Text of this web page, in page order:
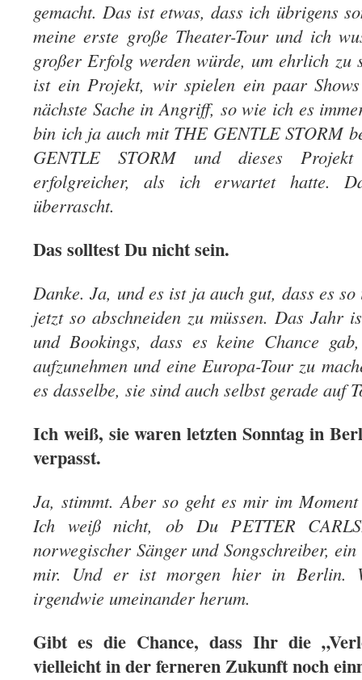
gemacht. Das ist etwas, dass ich übrigens
meine erste große Theater-Tour und ich
großer Erfolg werden würde, um ehrlich zu
ist ein Projekt, wir spielen ein paar
nächste Sache in Angriff, so wie ich es
bin ich ja auch mit THE GENTLE STORM
GENTLE STORM und dieses
erfolgreicher, als ich erwartet hatte.
überrascht.
Das solltest Du nicht sein.
Danke. Ja, und es ist ja auch gut, dass es
jetzt so abschneiden zu müssen. Das Jahr
und Bookings, dass es keine Chance
aufzunehmen und eine Europa-Tour zu
es dasselbe, sie sind auch selbst gerade auf
Ich weiß, sie waren letzten Sonntag in
verpasst.
Ja, stimmt. Aber so geht es mir im
Ich weiß nicht, ob Du PETTER
norwegischer Sänger und Songschreiber,
mir. Und er ist morgen hier in Berlin.
irgendwie umeinander herum.
Gibt es die Chance, dass Ihr die
vielleicht in der ferneren Zukunft noch